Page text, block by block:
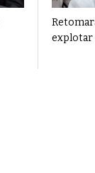
explotar